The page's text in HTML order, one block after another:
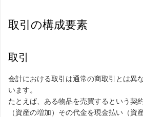
取引の構成要素
取引
会計における取引は通常の商取引とは異
います。
たとえば、ある物品を売買するという契
（資産の増加）その代金を現金払い（資